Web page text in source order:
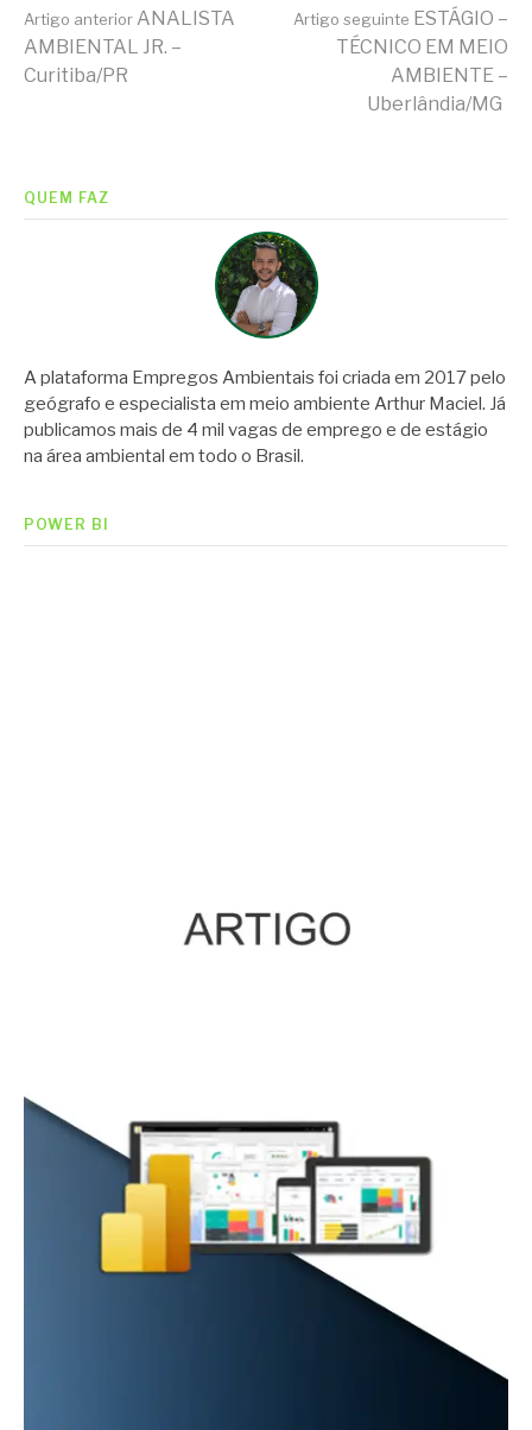
Continue
Artigo anterior ANALISTA
AMBIENTAL JR. –
Curitiba/PR
Artigo seguinte ESTÁGIO –
TÉCNICO EM MEIO
AMBIENTE –
Uberlândia/MG
QUEM FAZ
A plataforma Empregos Ambientais foi criada em 2017 pelo
geógrafo e especialista em meio ambiente Arthur Maciel. Já
publicamos mais de 4 mil vagas de emprego e de estágio
na área ambiental em todo o Brasil.
POWER BI